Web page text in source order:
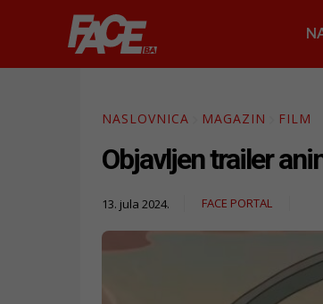
NASLOVNICA MAGAZIN FILM
Objavljen trailer
13. jula 2024. FACE PORTAL